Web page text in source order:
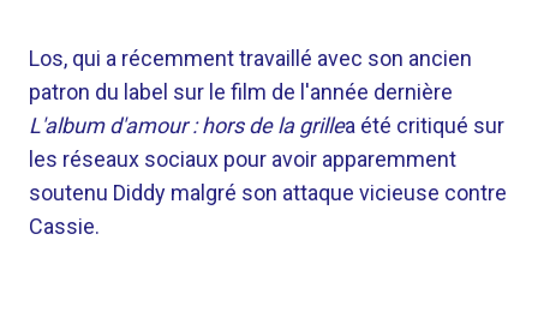
Los, qui a récemment travaillé avec son ancien
patron du label sur le film de l'année dernière
L'album d'amour : hors de la grillea été critiqué sur
les réseaux sociaux pour avoir apparemment
soutenu Diddy malgré son attaque vicieuse contre
Cassie.